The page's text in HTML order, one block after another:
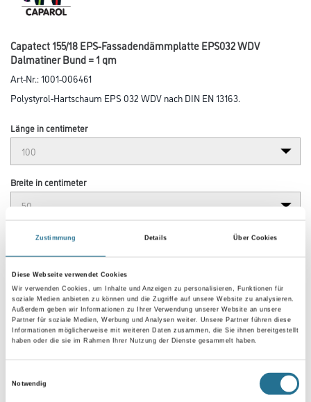
Zustimmung Details Über Cookies
Diese Webseite verwendet Cookies
Wir verwenden Cookies, um Inhalte und Anzeigen zu personalisieren, Funktionen für
soziale Medien anbieten zu können und die Zugriffe auf unsere Website zu analysieren.
Außerdem geben wir Informationen zu Ihrer Verwendung unserer Website an unsere
Partner für soziale Medien, Werbung und Analysen weiter. Unsere Partner führen diese
Informationen möglicherweise mit weiteren Daten zusammen, die Sie ihnen bereitgestellt
haben oder die sie im Rahmen Ihrer Nutzung der Dienste gesammelt haben.
Notwendig
Capatect 155/18 EPS-Fassadendämmplatte EPS032 WDV
Dalmatiner Bund = 1 qm
Art-Nr.:1001-006461
Polystyrol-Hartschaum EPS 032 WDV nach DIN EN 13163.
Länge in centimeter
Breite in centimeter
Gebinde
Plattenstärke
Umrechnungsfaktoren